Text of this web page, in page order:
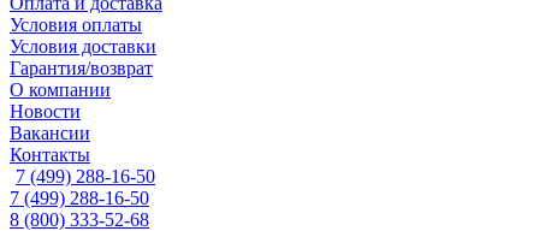
Условия оплаты
Условия доставки
Гарантия/возврат
О компании
Новости
Вакансии
Контакты
7 (499) 288-16-50
7 (499) 288-16-50
8 (800) 333-52-68